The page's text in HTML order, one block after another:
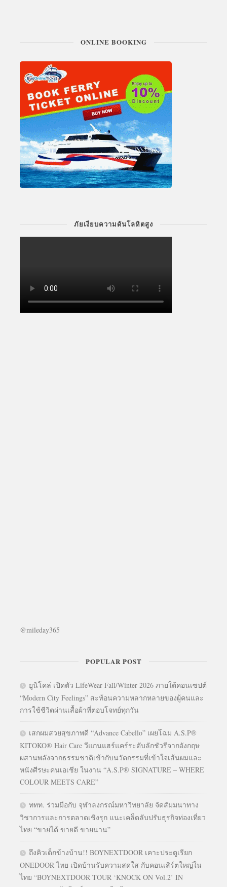
ONLINE BOOKING
ภัยเงียบความดันโลหิตสูง
@mileday365
POPULAR POST
ยูนิโคล่ เปิดตัว LifeWear Fall/Winter 2026 ภายใต้คอนเซปต์
“Modern City Feelings” สะท้อนความหลากหลายของผู้คนและ
การใช้ชีวิตผ่านเสื้อผ้าที่ตอบโจทย์ทุกวัน
เสกผมสวยสุขภาพดี “Advance Cabello” เผยโฉม A.S.P®
KITOKO® Hair Care วีแกนแฮร์แคร์ระดับลักชัวรีจากอังกฤษ
ผสานพลังจากธรรมชาติเข้ากับนวัตกรรมที่เข้าใจเส้นผมและ
หนังศีรษะคนเอเชีย ในงาน “A.S.P® SIGNATURE – WHERE
COLOUR MEETS CARE”
ททท. ร่วมมือกับ จุฬาลงกรณ์มหาวิทยาลัย จัดสัมมนาทาง
วิชาการและการตลาดเชิงรุก แนะเคล็ดลับปรับธุรกิจท่องเที่ยว
ไทย “ขายได้ ขายดี ขายนาน”
ถึงคิวเด็กข้างบ้าน!! BOYNEXTDOOR เคาะประตูเรียก
ONEDOOR ไทย เปิดบ้านรับความสดใส กับคอนเสิร์ตใหญ่ใน
ไทย “BOYNEXTDOOR TOUR ‘KNOCK ON Vol.2’ IN